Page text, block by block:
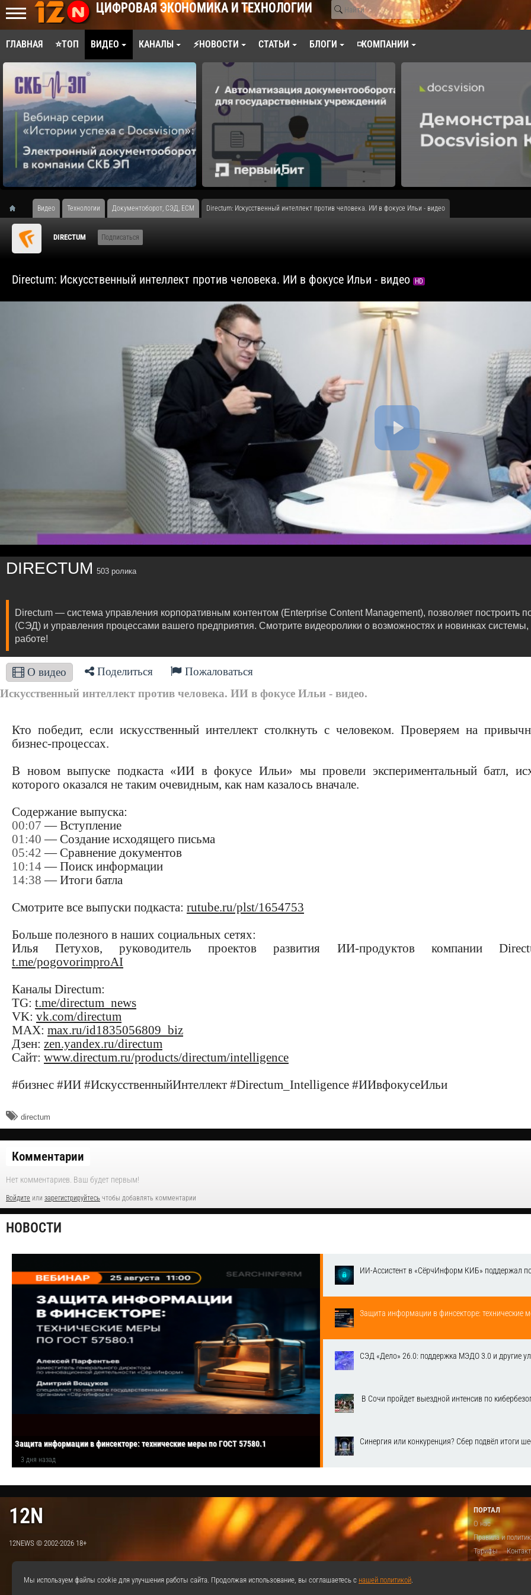
ЦИФРОВАЯ ЭКОНОМИКА И ТЕХНОЛОГИИ
ГЛАВНАЯ ⭐ТОП ВИДЕО КАНАЛЫ ⚡НОВОСТИ СТАТЬИ БЛОГИ ◽КОМПАНИИ
Видео Технологии Документоборот, СЭД, ECM Directum: Искусственный интеллект против человека. ИИ в фокусе Ильи - видео
DIRECTUM Подписаться
Directum: Искусственный интеллект против человека. ИИ в фокусе Ильи - видео HD
DIRECTUM 503 ролика
Directum — система управления корпоративным контентом (Enterprise Content Management), позволяет построить
(СЭД) и управления процессами вашего предприятия. Смотрите видеоролики о возможностях и новинках
работе!
О видео Поделиться
Пожаловаться
Искусственный интеллект против человека. ИИ в фокусе Ильи - видео.
Кто победит, если искусственный интеллект столкнуть с человеком. Проверяем на
бизнес-процессах.
В новом выпуске подкаста «ИИ в фокусе Ильи» мы провели экспериментальный батл,
которого оказался не таким очевидным, как нам казалось вначале.
Содержание выпуска:
00:07 — Вступление
01:40 — Создание исходящего письма
05:42 — Сравнение документов
10:14— Поиск информации
14:38 — Итоги батла
Смотрите все выпуски подкаста: rutube.ru/plst/1654753
Больше полезного в наших социальных сетях:
Илья Петухов, руководитель проектов развития ИИ-продуктов компании
t.me/pogovorimproAI
Каналы Directum:
TG: t.me/directum_news
VK: vk.com/directum
MAX: max.ru/id1835056809_biz
Дзен: zen.yandex.ru/directum
Сайт: www.directum.ru/products/directum/intelligence
#бизнес #ИИ #ИскусственныйИнтеллект #Directum_Intelligence #ИИвфокусеИльи
directum
Комментарии
Нет комментариев. Ваш будет первым!
Войдите или зарегистрируйтесь чтобы добавлять комментарии
НОВОСТИ
Защита информации в финсекторе: технические меры по ГОСТ 57580.1
3 дня назад
ИИ-Ассистент в «СёрчИнформ КИБ» поддержал
Защита информации в финсекторе: технические
СЭД «Дело» 26.0: поддержка МЭДО 3.0 и другие
В Сочи пройдет выездной интенсив по
Синергия или конкуренция? Сбер подвёл итоги
12N
12NEWS © 2002-2026 18+
ПОРТАЛ
О нас
Правила и
Тарифы
Предложить
Мы используем файлы cookie для улучшения работы сайта. Продолжая использование, вы соглашаетесь с нашей политикой.